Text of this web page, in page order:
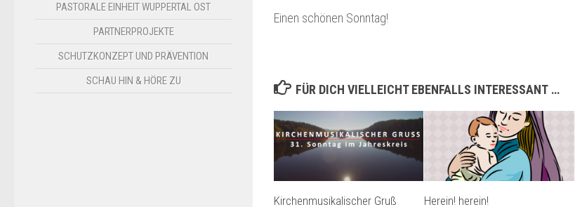
Einen schönen Sonntag!
FÜR DICH VIELLEICHT EBENFALLS INTERESSANT …
Kirchenmusikalischer Gruß
Herein! herein!
PASTORALE EINHEIT WUPPERTAL OST
PARTNERPROJEKTE
SCHUTZKONZEPT UND PRÄVENTION
SCHAU HIN & HÖRE ZU